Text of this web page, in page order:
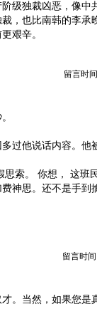
级独裁凶恶，像中
，也比南韩的李承
艰辛。
留言时
过他说话内容。他
索。 你想， 这班
神思。还不是手到
留言时间
。当然，如果您是